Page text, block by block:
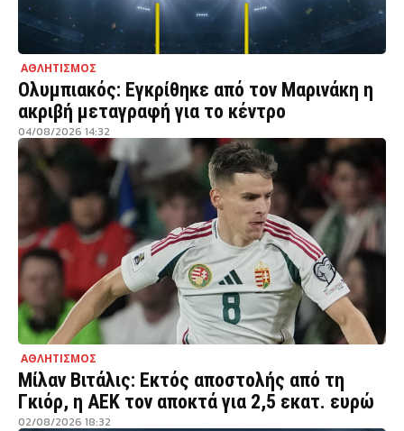
ΑΘΛΗΤΙΣΜΟΣ
Ολυμπιακός: Εγκρίθηκε από τον Μαρινάκη η
ακριβή μεταγραφή για το κέντρο
04/08/2026 14:32
ΑΘΛΗΤΙΣΜΟΣ
Μίλαν Βιτάλις: Εκτός αποστολής από τη
Γκιόρ, η ΑΕΚ τον αποκτά για 2,5 εκατ. ευρώ
02/08/2026 18:32